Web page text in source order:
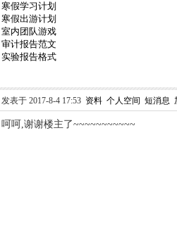
寒假学习计划
寒假出游计划
室内团队游戏
审计报告范文
实验报告格式
发表于 2017-8-4 17:53 资料 个人空间 短消息
呵呵,谢谢楼主了~~~~~~~~~~~